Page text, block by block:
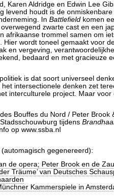
Karen Aldridge en Edwin Lee
levend houdt is de
In Battlefield komen
zwarte cast en een
afrikaanse trommel samen om
Hier wordt toneel gemaakt voor
en vergeving,
bedaard en met gracieuze
is dat soort universeel
intersectionele denken zet
interculturele project. Maar
Bouffes du Nord / Peter Brook
tijdens
op www.ssba.nl
(automagisch gegenereerd):
de opera; Peter Brook en de
Träume’ van Deutsches
Kammerspiele in